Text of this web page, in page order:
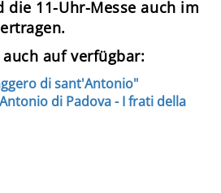
die 11-Uhr-Messe auch im
auf verfügbar:
di sant'Antonio"
di Padova - I frati della